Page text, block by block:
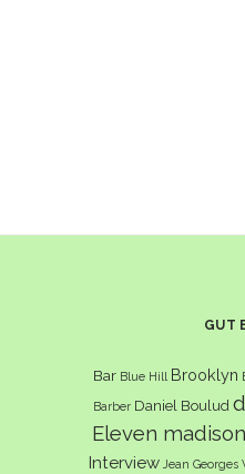
GUT
Bar Blue Hill Brooklyn
Barber Daniel Boulud
Eleven
Interview Jean